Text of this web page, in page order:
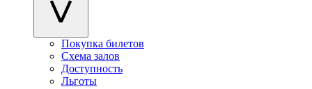
Покупка билетов
Схема залов
Доступность
Льготы